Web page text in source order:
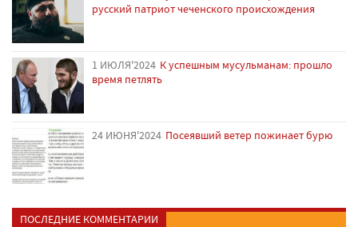
русский патриот чеченского происхождения
1 ИЮЛЯ'2024 К успешным мусульманам: прошло
время петлять
24 ИЮНЯ'2024 Посеявший ветер пожинает бурю
ПОСЛЕДНИЕ КОММЕНТАРИИ